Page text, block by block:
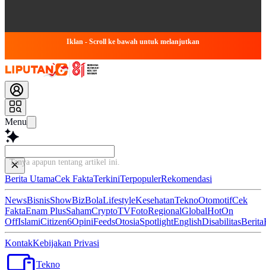
Iklan - Scroll ke bawah untuk melanjutkan
Menu
Tanya apapun tentang arti
Berita UtamaCek FaktaTerkiniTerpopulerRekomendasi
NewsBisnisShowBizBolaLifestyleKesehatanTeknoOtomotifCek
FaktaEnam PlusSahamCryptoTVFotoRegionalGlobalHotOn
OffIslamiCitizen6OpiniFeedsOtosiaSpotlightEnglishDisabilitasBerita
KontakKebijakan Privasi
Tekno